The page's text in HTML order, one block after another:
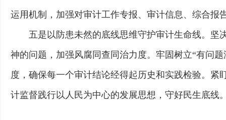
运用机制，加强对审计工作专报、审计信息、综合
五是以防患未然的底线思维守护审计生命线。坚
神的问题，加强风腐同查同治力度。牢固树立“有问
度，确保每一个审计结论经得起历史和实践检验。
计监督践行以人民为中心的发展思想，守好民生底